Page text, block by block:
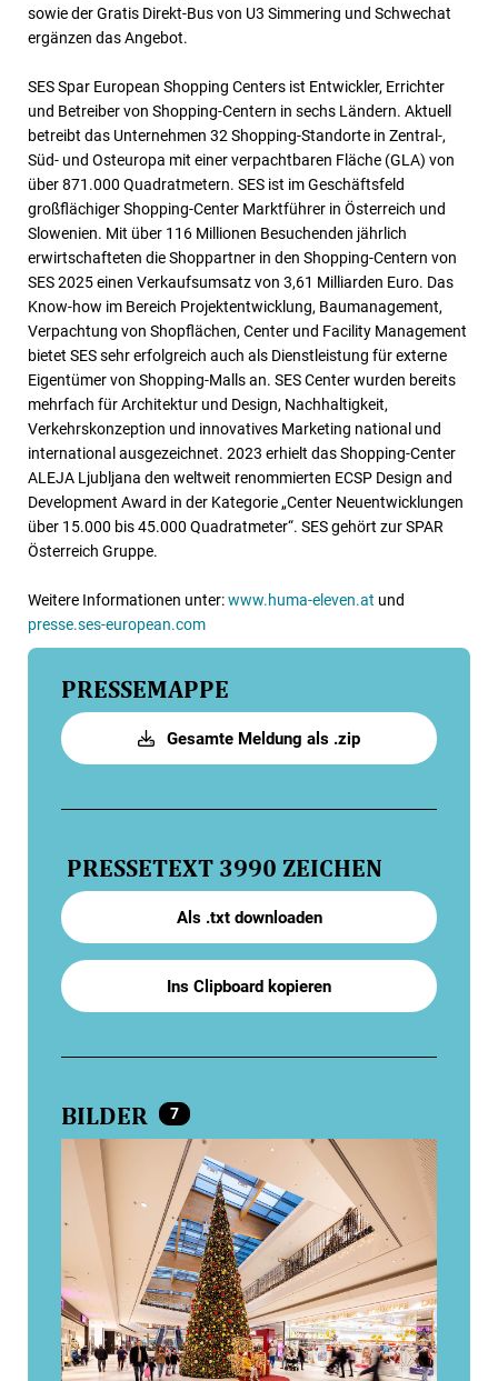
sowie der Gratis Direkt-Bus von U3 Simmering und Schwechat
ergänzen das Angebot.
SES Spar European Shopping Centers ist Entwickler, Errichter
und Betreiber von Shopping-Centern in sechs Ländern. Aktuell
betreibt das Unternehmen 32 Shopping-Standorte in Zentral-,
Süd- und Osteuropa mit einer verpachtbaren Fläche (GLA) von
über 871.000 Quadratmetern. SES ist im Geschäftsfeld
großflächiger Shopping-Center Marktführer in Österreich und
Slowenien. Mit über 116 Millionen Besuchenden jährlich
erwirtschafteten die Shoppartner in den Shopping-Centern von
SES 2025 einen Verkaufsumsatz von 3,61 Milliarden Euro. Das
Know-how im Bereich Projektentwicklung, Baumanagement,
Verpachtung von Shopflächen, Center und Facility Management
bietet SES sehr erfolgreich auch als Dienstleistung für externe
Eigentümer von Shopping-Malls an. SES Center wurden bereits
mehrfach für Architektur und Design, Nachhaltigkeit,
Verkehrskonzeption und innovatives Marketing national und
international ausgezeichnet. 2023 erhielt das Shopping-Center
ALEJA Ljubljana den weltweit renommierten ECSP Design and
Development Award in der Kategorie „Center Neuentwicklungen
über 15.000 bis 45.000 Quadratmeter“. SES gehört zur SPAR
Österreich Gruppe.
Weitere Informationen unter:www.huma-eleven.at und
presse.ses-european.com
PRESSEMAPPE
Gesamte Meldung als .zip
PRESSETEXT 3990 ZEICHEN
Als .txt downloaden
Ins Clipboard kopieren
BILDER 7